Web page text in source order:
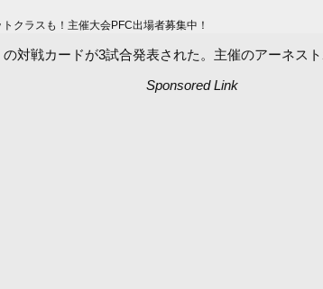
クラスも！主催大会PFC出場者募集中！
戦カードが3試合発表された。主催のアーネス
Sponsored Link